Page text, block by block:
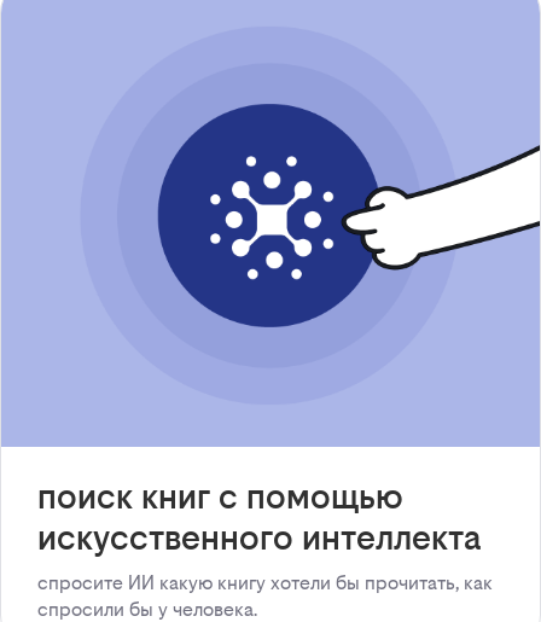
поиск книг с помощью
искусственного интеллекта
спросите ИИ какую книгу хотели бы прочитать, как
спросили бы у человека.